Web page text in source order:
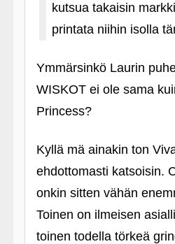
kutsua takaisin
printata niihin isolla
Ymmärsinkö Laurin
WISKOT ei ole sama
Princess?
Kyllä mä ainakin ton
ehdottomasti katsoisin.
onkin sitten vähän
Toinen on ilmeisen
toinen todella törkeä